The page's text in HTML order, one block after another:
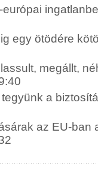
egy ötödére
megállt,
a
az EU-ban